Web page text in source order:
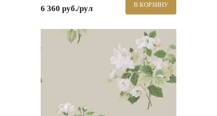
6 360 руб./рул В КОРЗИНУ